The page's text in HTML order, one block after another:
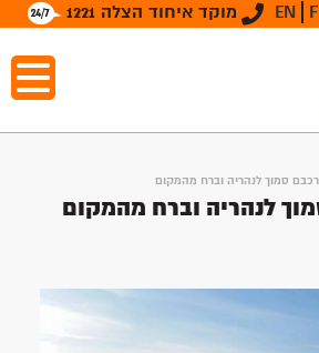
מוקד איחוד הצלה 1221 EN
סמוך לנהריה וברח מהמקום
לנהריה וברח מהמקום